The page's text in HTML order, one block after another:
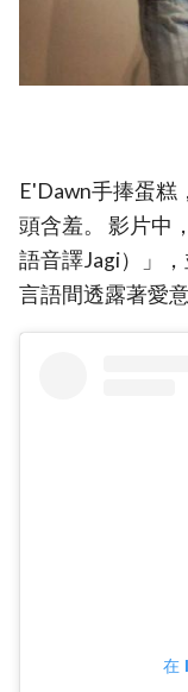
E'Dawn手捧蛋糕
頭含羞。 影片中
語音譯Jagi）」
言語間透露著愛意
在